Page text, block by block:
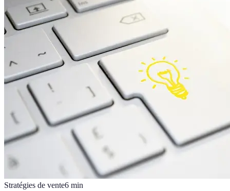
Stratégies de vente6 min